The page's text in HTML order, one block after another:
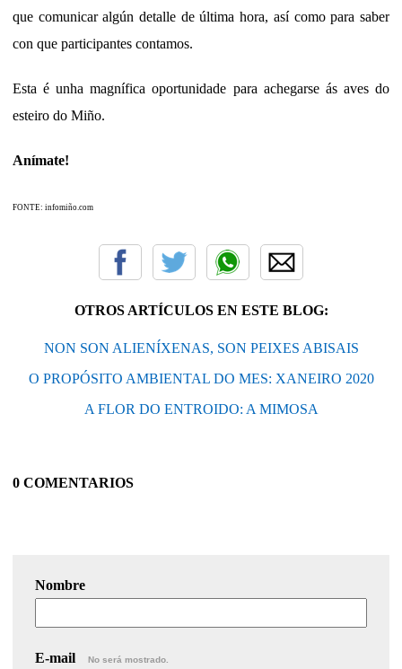
que comunicar algún detalle de última hora, así como para saber
con que participantes contamos.
Esta é unha magnífica oportunidade para achegarse ás aves do
esteiro do Miño.
Anímate!
FONTE: infomiño.com
OTROS ARTÍCULOS EN ESTE BLOG:
NON SON ALIENÍXENAS, SON PEIXES ABISAIS
O PROPÓSITO AMBIENTAL DO MES: XANEIRO 2020
A FLOR DO ENTROIDO: A MIMOSA
0 COMENTARIOS
Nombre
E-mail No será mostrado.